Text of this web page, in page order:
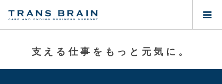
支 え る 仕事 を も っ と 元気 に 。